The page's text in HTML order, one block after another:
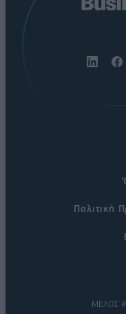
Πολιτική
ΜΕΛΟΣ